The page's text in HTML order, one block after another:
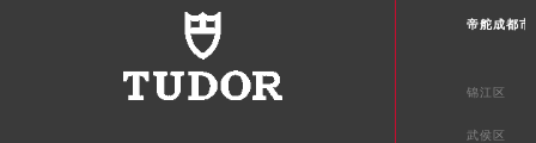
帝舵成都市
锦江区
武侯区